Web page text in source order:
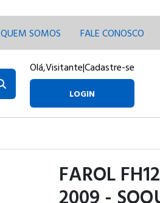
QUEM SOMOS FALE CONOSCO
Olá,Visitante|Cadastre-se
LOGIN
FAROL
2009 -